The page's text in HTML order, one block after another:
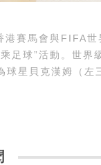
馬會與FIFA世
足球”活動。世
球星貝克漢姆（